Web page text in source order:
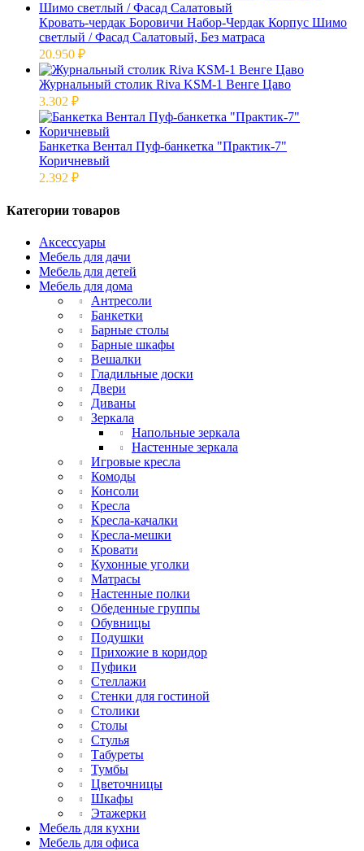
Кровать-чердак Боровичи Набор-Чердак Корпус Шимо
светлый / Фасад Салатовый, Без матраса
20.950 ₽
Журнальный столик Riva KSM-1 Венге Цаво
3.302 ₽
Банкетка Вентал Пуф-банкетка "Практик-7"
Коричневый
2.392 ₽
Категории товаров
Аксессуары
Мебель для дачи
Мебель для детей
Мебель для дома
Антресоли
Банкетки
Барные столы
Барные шкафы
Вешалки
Гладильные доски
Двери
Диваны
Зеркала
Напольные зеркала
Настенные зеркала
Игровые кресла
Комоды
Консоли
Кресла
Кресла-качалки
Кресла-мешки
Кровати
Кухонные уголки
Матрасы
Настенные полки
Обеденные группы
Обувницы
Подушки
Прихожие в коридор
Пуфики
Стеллажи
Стенки для гостиной
Столики
Столы
Стулья
Табуреты
Тумбы
Цветочницы
Шкафы
Этажерки
Мебель для кухни
Мебель для офиса